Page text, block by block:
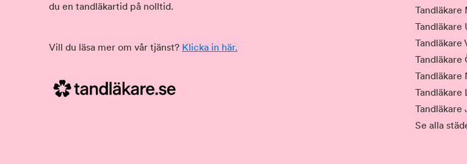
du en tandläkartid på nolltid.
Vill du läsa mer om vår tjänst? Klicka in här.
Tandläkare
Tandläkare
Tandläkare
Tandläkare
Tandläkare
Tandläkare
Tandläkare
Se alla